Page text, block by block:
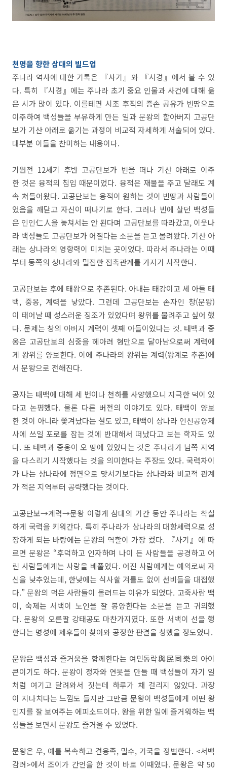
천명을 향한 삼대의 빌드업
주나라 역사에 대한 기록은 『사기』와 『시경』에서 볼 수 있
다. 특히 『시경』에는 주나라 초기 중요 인물과 사건에 대해 읊
은 시가 많이 있다. 이를테면 시조 후직의 증손 공유가 빈땅으로
이주하여 백성들을 부유하게 만든 일과 문왕의 할아버지 고공단
보가 기산 아래로 옮기는 과정이 비교적 자세하게 서술되어 있다.
대부분 이들을 찬미하는 내용이다.
기원전 12세기 후반 고공단보가 빈을 떠나 기산 아래로 이주
한 것은 융적의 침입 때문이었다. 융적은 재물을 주고 달래도 계
속 쳐들어왔다. 고공단보는 융적이 원하는 것이 빈땅과 사람들이
었음을 깨닫고 자신이 떠나기로 한다. 그러나 빈에 살던 백성들
은 인인仁人을 놓쳐서는 안 된다며 고공단보를 따라갔고, 이웃나
라 백성들도 고공단보가 어질다는 소문을 듣고 몰려왔다. 기산 아
래는 상나라의 영향력이 미치는 곳이었다. 따라서 주나라는 이때
부터 동쪽의 상나라와 밀접한 접촉관계를 가지기 시작한다.
고공단보는 후에 태왕으로 추존된다. 아내는 태강이고 세 아들 태
백, 중옹, 계력을 낳았다. 그런데 고공단보는 손자인 창(문왕)
이 태어날 때 성스러운 징조가 있었다며 왕위를 물려주고 싶어 했
다. 문제는 창의 아버지 계력이 셋째 아들이었다는 것. 태백과 중
옹은 고공단보의 심중을 헤아려 형만으로 달아남으로써 계력에
게 왕위를 양보한다. 이에 주나라의 왕위는 계력(왕계로 추존)에
서 문왕으로 전해진다.
공자는 태백에 대해 세 번이나 천하를 사양했으니 지극한 덕이 있
다고 논평했다. 물론 다른 버전의 이야기도 있다. 태백이 양보
한 것이 아니라 쫓겨났다는 설도 있고, 태백이 상나라 인신공양제
사에 쓰일 포로를 잡는 것에 반대해서 떠났다고 보는 학자도 있
다. 또 태백과 중옹이 오 땅에 있었다는 것은 주나라가 남쪽 지역
을 다스리기 시작했다는 것을 의미한다는 주장도 있다. 국력차이
가 나는 상나라에 정면으로 맞서기보다는 상나라와 비교적 관계
가 적은 지역부터 공략했다는 것이다.
고공단보→계력→문왕 이렇게 삼대의 기간 동안 주나라는 착실
하게 국력을 키워간다. 특히 주나라가 상나라의 대항세력으로 성
장하게 되는 바탕에는 문왕의 역할이 가장 컸다. 『사기』에 따
르면 문왕은 “후덕하고 인자하며 나이 든 사람들을 공경하고 어
린 사람들에게는 사랑을 베풀었다. 어진 사람에게는 예의로써 자
신을 낮추었는데, 한낮에는 식사할 겨를도 없이 선비들을 대접했
다.” 문왕의 덕은 사람들이 몰려드는 이유가 되었다. 고죽사람 백
이, 숙제는 서백이 노인을 잘 봉양한다는 소문을 듣고 귀의했
다. 문왕의 오른팔 강태공도 마찬가지였다. 또한 서백이 선을 행
한다는 명성에 제후들이 찾아와 공정한 판결을 청했을 정도였다.
문왕은 백성과 즐거움을 함께한다는 여민동락與民同樂의 아이
콘이기도 하다. 문왕이 정자와 연못을 만들 때 백성들이 자기 일
처럼 여기고 달려와서 짓는데 하루가 채 걸리지 않았다. 과장
이 지나치다는 느낌도 들지만 그만큼 문왕이 백성들에게 어떤 왕
인지를 잘 보여주는 에피소드이다. 왕을 위한 일에 즐거워하는 백
성들을 보면서 문왕도 즐거울 수 있었다.
문왕은 우, 예를 복속하고 견융족, 밀수, 기국을 정벌한다. <서백
감려>에서 조이가 간언을 한 것이 바로 이때였다. 문왕은 약 50